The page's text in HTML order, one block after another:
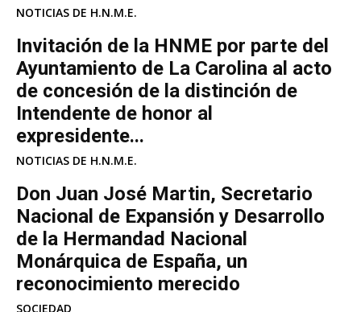
NOTICIAS DE H.N.M.E.
Invitación de la HNME por parte del
Ayuntamiento de La Carolina al acto
de concesión de la distinción de
Intendente de honor al
expresidente...
NOTICIAS DE H.N.M.E.
Don Juan José Martin, Secretario
Nacional de Expansión y Desarrollo
de la Hermandad Nacional
Monárquica de España, un
reconocimiento merecido
SOCIEDAD